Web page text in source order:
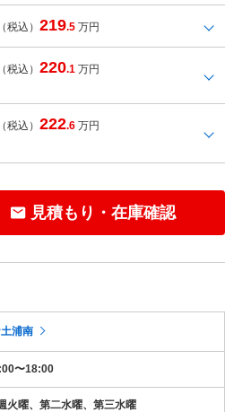
税込）219.5 万円
税込）220.1 万円
税込）222.6 万円
見積もり・在庫確認
浦南
〜18:00
火曜、第二水曜、第三水曜